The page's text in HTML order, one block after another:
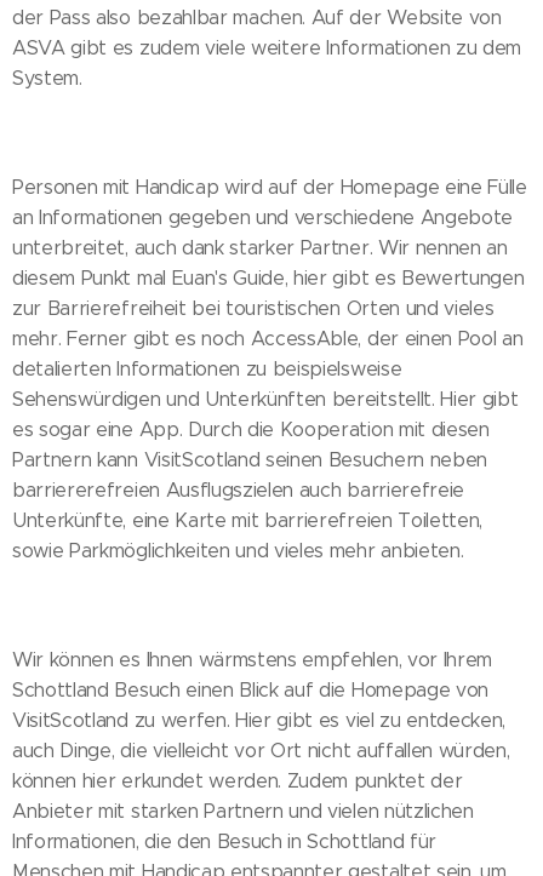
der Pass also bezahlbar machen. Auf der Website von
ASVA gibt es zudem viele weitere Informationen zu dem
System.
Personen mit Handicap wird auf der Homepage eine Fülle
an Informationen gegeben und verschiedene Angebote
unterbreitet, auch dank starker Partner. Wir nennen an
diesem Punkt mal Euan's Guide, hier gibt es Bewertungen
zur Barrierefreiheit bei touristischen Orten und vieles
mehr. Ferner gibt es noch AccessAble, der einen Pool an
detalierten Informationen zu beispielsweise
Sehenswürdigen und Unterkünften bereitstellt. Hier gibt
es sogar eine App. Durch die Kooperation mit diesen
Partnern kann VisitScotland seinen Besuchern neben
barriererefreien Ausflugszielen auch barrierefreie
Unterkünfte, eine Karte mit barrierefreien Toiletten,
sowie Parkmöglichkeiten und vieles mehr anbieten.
Wir können es Ihnen wärmstens empfehlen, vor Ihrem
Schottland Besuch einen Blick auf die Homepage von
VisitScotland zu werfen. Hier gibt es viel zu entdecken,
auch Dinge, die vielleicht vor Ort nicht auffallen würden,
können hier erkundet werden. Zudem punktet der
Anbieter mit starken Partnern und vielen nützlichen
Informationen, die den Besuch in Schottland für
Menschen mit Handicap entspannter gestaltet sein, um